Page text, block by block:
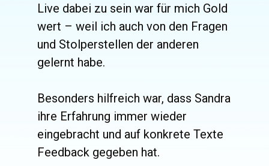
Live dabei zu sein war für mich Gold
wert – weil ich auch von den Fragen
und Stolperstellen der anderen
gelernt habe.
Besonders hilfreich war, dass Sandra
ihre Erfahrung immer wieder
eingebracht und auf konkrete Texte
Feedback gegeben hat.